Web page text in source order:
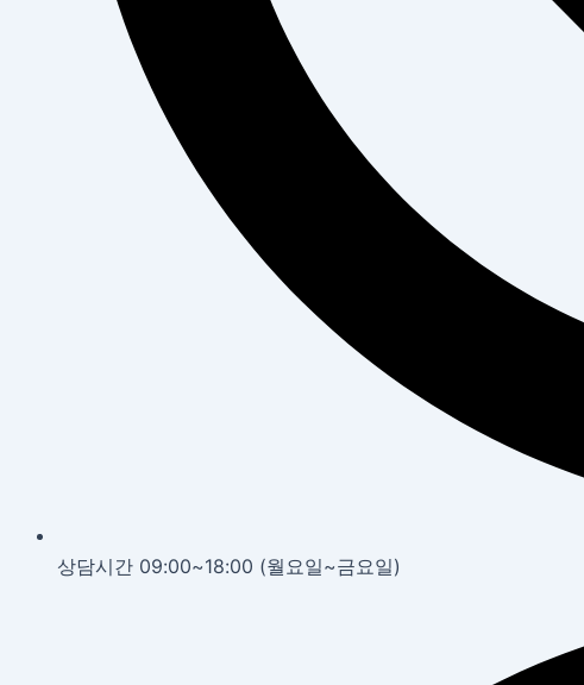
상담시간 09:00~18:00 (월요일~금요일)